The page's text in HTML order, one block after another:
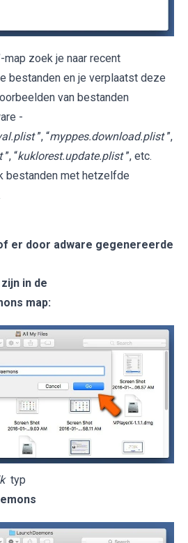
map zoek je naar recent
bestanden en je verplaatst deze
van bestanden
-
”, “myppes.download.plist ”,
”, “kuklorest.update.plist ”, etc.
bestanden met hetzelfde
er door adware gegenereerde
in de
map:
typ